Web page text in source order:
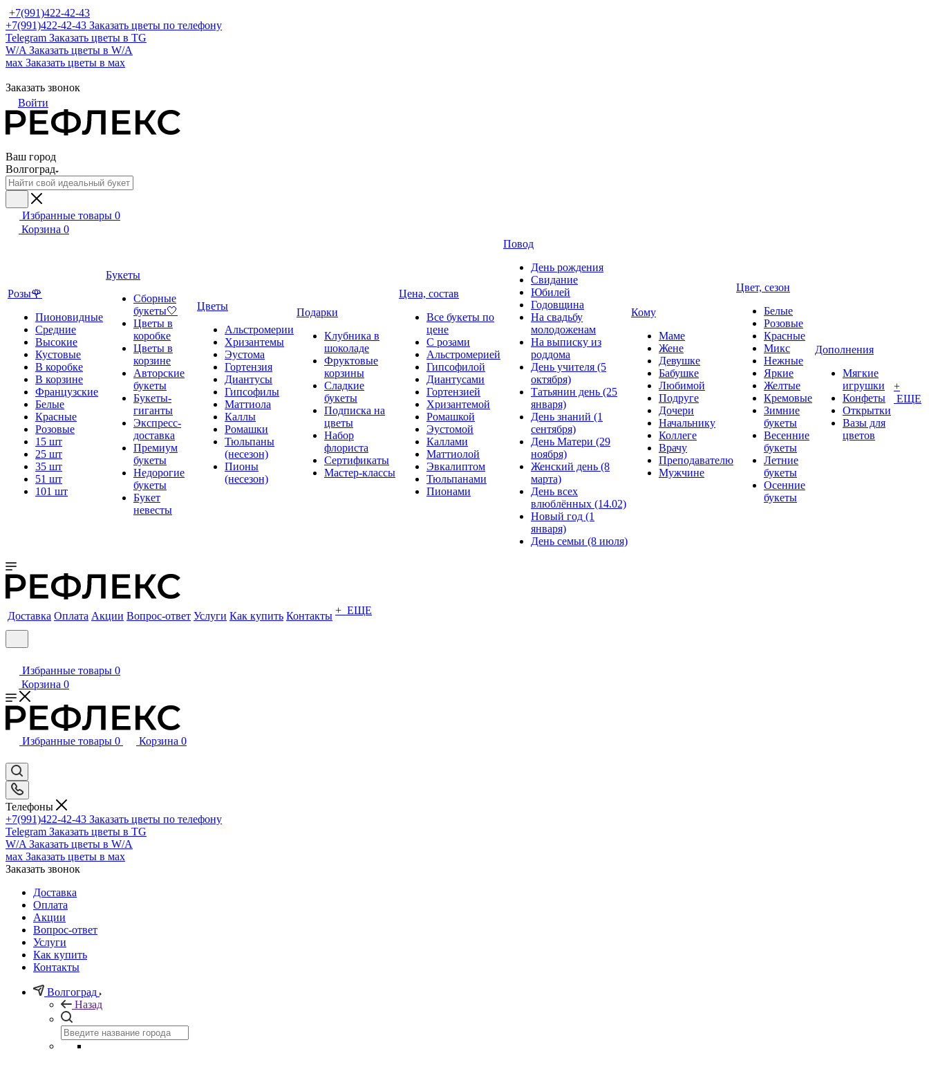
+7(991)422-42-43
+7(991)422-42-43 Заказать цветы по телефону
Telegram Заказать цветы в TG
W/A Заказать цветы в W/A
мах Заказать цветы в мах
Заказать звонок
Войти
Ваш город
Волгоград
Избранные товары 0
Корзина 0
Розы🌹
Пионовидные
Средние
Высокие
Кустовые
В коробке
В корзине
Французские
Белые
Красные
Розовые
15 шт
25 шт
35 шт
51 шт
101 шт
Букеты
Сборные
букеты🤍
Цветы в
коробке
Цветы в
корзине
Авторские
букеты
Букеты-
гиганты
Экспресс-
доставка
Премиум
букеты
Недорогие
букеты
Букет
невесты
Цветы
Альстромерии
Хризантемы
Эустома
Гортензия
Диантусы
Гипсофилы
Маттиола
Каллы
Ромашки
Тюльпаны
(несезон)
Пионы
(несезон)
Подарки
Клубника в
шоколаде
Фруктовые
корзины
Сладкие
букеты
Подписка на
цветы
Набор
флориста
Сертификаты
Мастер-классы
Цена, состав
Все букеты по
цене
С розами
Альстромерией
Гипсофилой
Диантусами
Гортензией
Хризантемой
Ромашкой
Эустомой
Каллами
Маттиолой
Эвкалиптом
Тюльпанами
Пионами
Повод
День рождения
Свидание
Юбилей
Годовщина
На свадьбу
молодоженам
На выписку из
роддома
День учителя (5
октября)
Татьянин день (25
января)
День знаний (1
сентября)
День Матери (29
ноября)
Женский день (8
марта)
День всех
влюблённых (14.02)
Новый год (1
января)
День семьи (8 июля)
Кому
Маме
Жене
Девушке
Бабушке
Любимой
Подруге
Дочери
Начальнику
Коллеге
Врачу
Преподавателю
Мужчине
Цвет, сезон
Белые
Розовые
Красные
Микс
Нежные
Яркие
Желтые
Кремовые
Зимние
букеты
Весенние
букеты
Летние
букеты
Осенние
букеты
Дополнения
Мягкие
игрушки
Конфеты
Открытки
Вазы для
цветов
+
ЕЩЕ
Доставка Оплата Акции Вопрос-ответ Услуги Как купить Контакты + ЕЩЕ
Избранные товары 0
Корзина 0
Избранные товары 0 Корзина 0
Телефоны
+7(991)422-42-43 Заказать цветы по телефону
Telegram Заказать цветы в TG
W/A Заказать цветы в W/A
мах Заказать цветы в мах
Заказать звонок
Доставка
Оплата
Акции
Вопрос-ответ
Услуги
Как купить
Контакты
Волгоград
Назад